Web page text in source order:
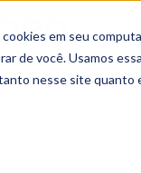
em seu
de você. Usamos
nesse site quanto